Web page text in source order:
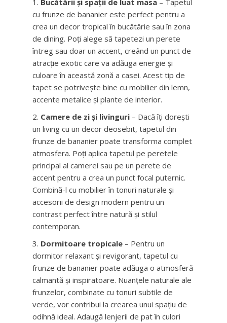
Bucătării și spații de luat masa – Tapetul
cu frunze de bananier este perfect pentru a
crea un decor tropical în bucătărie sau în zona
de dining. Poți alege să tapetezi un perete
întreg sau doar un accent, creând un punct de
atracție exotic care va adăuga energie și
culoare în această zonă a casei. Acest tip de
tapet se potrivește bine cu mobilier din lemn,
accente metalice și plante de interior.
Camere de zi și livinguri – Dacă îți dorești
un living cu un decor deosebit, tapetul din
frunze de bananier poate transforma complet
atmosfera. Poți aplica tapetul pe peretele
principal al camerei sau pe un perete de
accent pentru a crea un punct focal puternic.
Combină-l cu mobilier în tonuri naturale și
accesorii de design modern pentru un
contrast perfect între natură și stilul
contemporan.
Dormitoare tropicale – Pentru un
dormitor relaxant și revigorant, tapetul cu
frunze de bananier poate adăuga o atmosferă
calmantă și inspiratoare. Nuanțele naturale ale
frunzelor, combinate cu tonuri subtile de
verde, vor contribui la crearea unui spațiu de
odihnă ideal. Adaugă lenjerii de pat în culori